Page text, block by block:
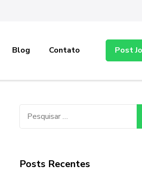
Blog Contato Post
Posts Recentes